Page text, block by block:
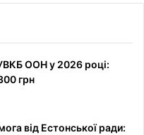
ООН у 2026 році:
грн
від Естонської ради: